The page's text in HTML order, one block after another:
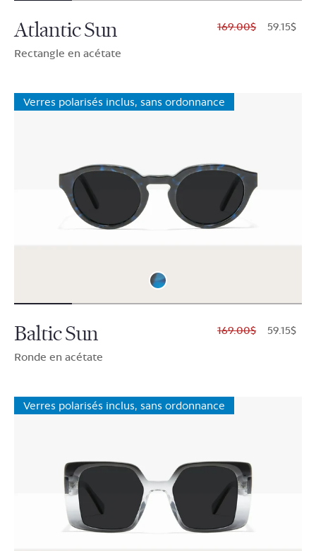
Atlantic Sun
Rectangle en acétate
$169.00 $59.15
Verres polarisés inclus, sans ordonnance
Baltic Sun
Ronde en acétate
$169.00 $59.15
Verres polarisés inclus, sans ordonnance